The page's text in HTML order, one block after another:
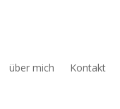
über mich Kontakt